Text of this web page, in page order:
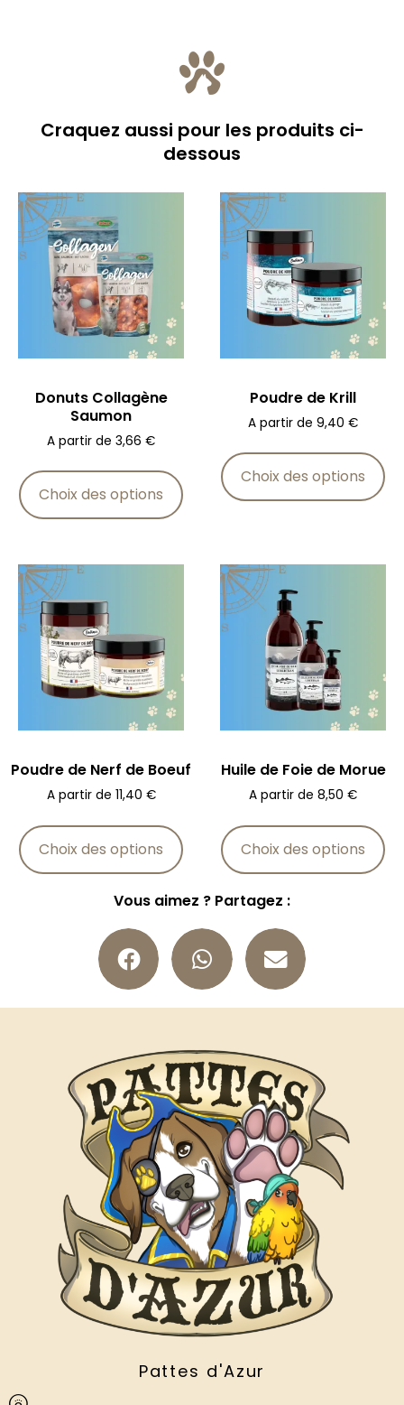
Craquez aussi pour les produits ci-
dessous
Donuts Collagène
Saumon
A partir de 3,66 €
Choix des options
Poudre de Krill
A partir de 9,40 €
Choix des options
Poudre de Nerf de Boeuf
A partir de 11,40 €
Choix des options
Huile de Foie de Morue
A partir de 8,50 €
Choix des options
Vous aimez ? Partagez :
Pattes d'Azur